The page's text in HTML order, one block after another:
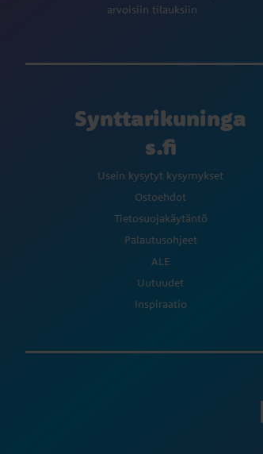
arvoisiin tilauksiin
Synttarikuninga
s.fi
Usein kysytyt kysymykset
Ostoehdot
Tietosuojakäytäntö
Palautusohjeet
ALE
Uutuudet
Inspiraatio